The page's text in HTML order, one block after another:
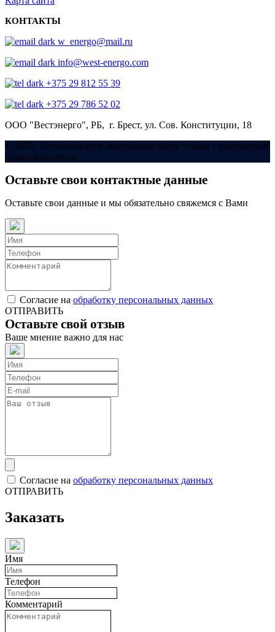
КОНТАКТЫ
w_energo@mail.ru
info@west-energo.com
+375 29 812 55 39
+375 29 786 52 02
ООО "Вестэнерго", РБ, г. Брест, ул. Сов. Конституции, 18
© 2025. Использование материалов сайта только с разрешения
правообладателя
Оставьте свои контактные данные
Оставьте свои данные и мы обязательно свяжемся с Вами
Согласие на обработку персональных данных
ОТПРАВИТЬ
Оставьте свой отзыв
Ваше мнение важно для нас
Согласие на обработку персональных данных
ОТПРАВИТЬ
Заказать
Имя
Телефон
Комментарий